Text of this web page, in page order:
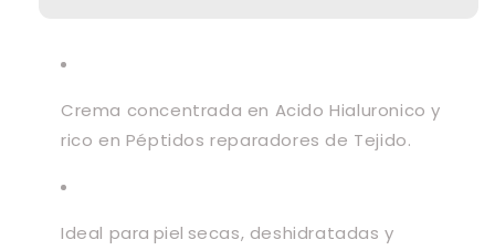
Crema concentrada en Acido Hialuronico y
rico en Péptidos reparadores de Tejido.
Ideal para piel secas, deshidratadas y